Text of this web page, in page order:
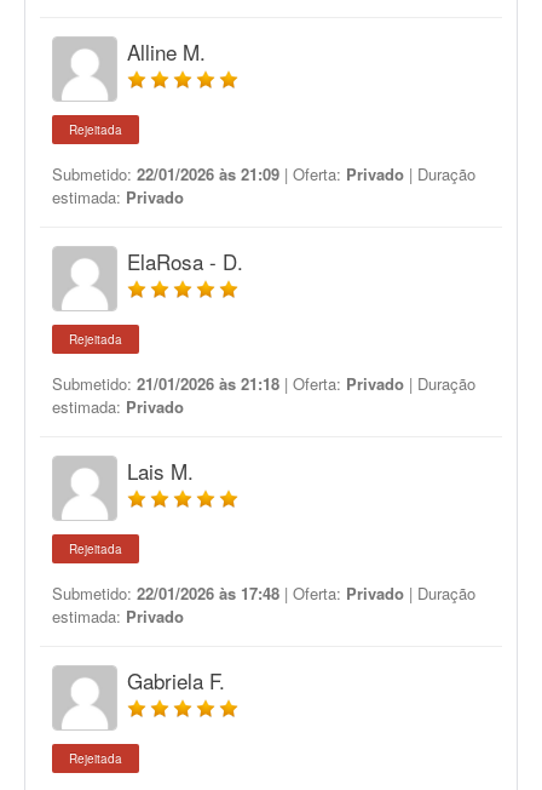
Alline M.
Rejeitada
Submetido: 22/01/2026 às 21:09 | Oferta: Privado | Duração
estimada: Privado
ElaRosa - D.
Rejeitada
Submetido: 21/01/2026 às 21:18 | Oferta: Privado | Duração
estimada: Privado
Lais M.
Rejeitada
Submetido: 22/01/2026 às 17:48 | Oferta: Privado | Duração
estimada: Privado
Gabriela F.
Rejeitada